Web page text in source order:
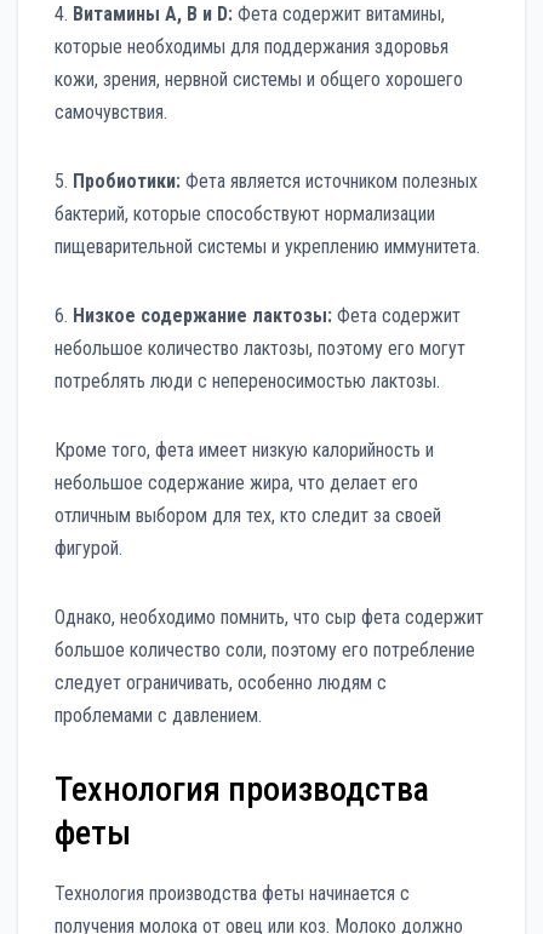
4. Витамины А, В и D: Фета содержит витамины,
которые необходимы для поддержания здоровья
кожи, зрения, нервной системы и общего хорошего
самочувствия.
5. Пробиотики: Фета является источником полезных
бактерий, которые способствуют нормализации
пищеварительной системы и укреплению иммунитета.
6. Низкое содержание лактозы: Фета содержит
небольшое количество лактозы, поэтому его могут
потреблять люди с непереносимостью лактозы.
Кроме того, фета имеет низкую калорийность и
небольшое содержание жира, что делает его
отличным выбором для тех, кто следит за своей
фигурой.
Однако, необходимо помнить, что сыр фета содержит
большое количество соли, поэтому его потребление
следует ограничивать, особенно людям с
проблемами с давлением.
Технология производства
феты
Технология производства феты начинается с
получения молока от овец или коз. Молоко должно